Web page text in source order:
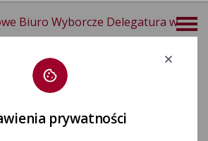
Biuro Wyborcze Delegatura w
prywatności